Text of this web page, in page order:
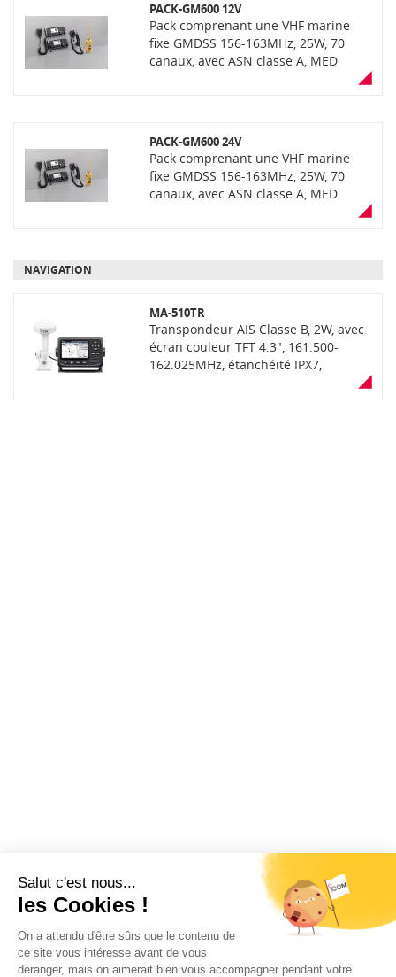
PACK-GM600 12V
Pack comprenant une VHF marine
fixe GMDSS 156-163MHz, 25W, 70
canaux, avec ASN classe A, MED
PS-310 12V-12V masse isolée et
combiné HS-98
PACK-GM600 24V
Pack comprenant une VHF marine
fixe GMDSS 156-163MHz, 25W, 70
canaux, avec ASN classe A, MED
NAVIGATION
MA-510TR
Transpondeur AIS Classe B, 2W, avec
écran couleur TFT 4.3", 161.500-
162.025MHz, étanchéité IPX7,
Restez informé !Abonnez-vous à la newsletter et recevez
toutes les actualités d’ICOM France